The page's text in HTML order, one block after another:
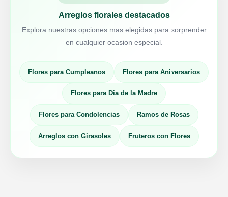
Arreglos florales destacados
Explora nuestras opciones mas elegidas para sorprender
en cualquier ocasion especial.
Flores para Cumpleanos Flores para Aniversarios
Flores para Dia de la Madre
Flores para Condolencias Ramos de Rosas
Arreglos con Girasoles Fruteros con Flores